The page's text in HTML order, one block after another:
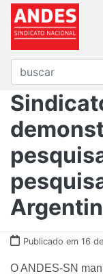
Publicado em 16
O ANDES-SN